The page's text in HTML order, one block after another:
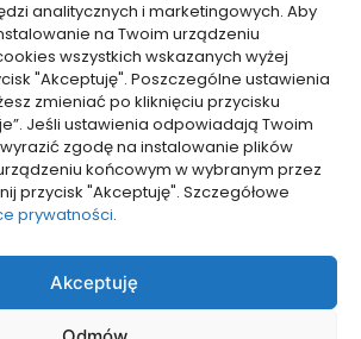
analitycznych i marketingowych. Aby
na Twoim urządzeniu
wszystkich wskazanych wyżej
"Akceptuję". Poszczególne ustawienia
zmieniać po kliknięciu przycisku
Jeśli ustawienia odpowiadają Twoim
zgodę na instalowanie plików
końcowym w wybranym przez
przycisk "Akceptuję". Szczegółowe
prywatności.
Akceptuję
i chciałbyś się podzielić swoją
do nas już teraz. Podziel się
(EU)